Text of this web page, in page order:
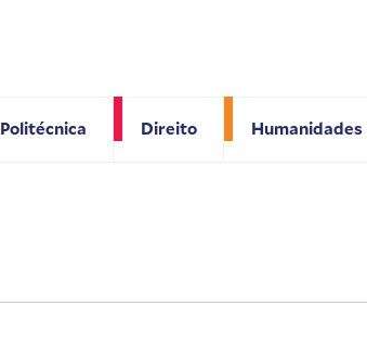
Politécnica Direito Humanidades